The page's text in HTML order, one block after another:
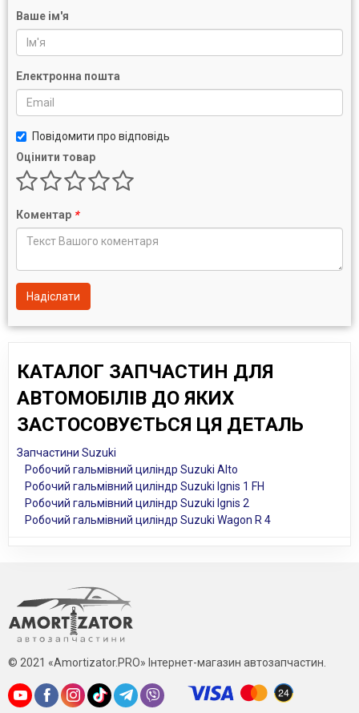
Ваше ім'я
Електронна пошта
Повідомити про відповідь
Оцінити товар
Коментар *
Надіслати
КАТАЛОГ ЗАПЧАСТИН ДЛЯ
АВТОМОБІЛІВ ДО ЯКИХ
ЗАСТОСОВУЄТЬСЯ ЦЯ ДЕТАЛЬ
Запчастини Suzuki
Робочий гальмівний циліндр Suzuki Alto
Робочий гальмівний циліндр Suzuki Ignis 1 FH
Робочий гальмівний циліндр Suzuki Ignis 2
Робочий гальмівний циліндр Suzuki Wagon R 4
© 2021 «Amortizator.PRO» Інтернет-магазин автозапчастин.